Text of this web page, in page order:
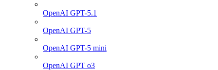
OpenAI GPT-5.1
OpenAI GPT-5
OpenAI GPT-5 mini
OpenAI GPT o3